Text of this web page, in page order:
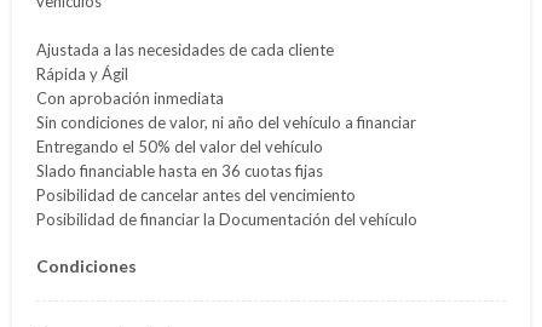
Ajustada a las necesidades de cada cliente
Rápida y Ágil
Con aprobación inmediata
Sin condiciones de valor, ni año del vehículo a financiar
Entregando el 50% del valor del vehículo
Slado financiable hasta en 36 cuotas fijas
Posibilidad de cancelar antes del vencimiento
Posibilidad de financiar la Documentación del vehículo
Condiciones